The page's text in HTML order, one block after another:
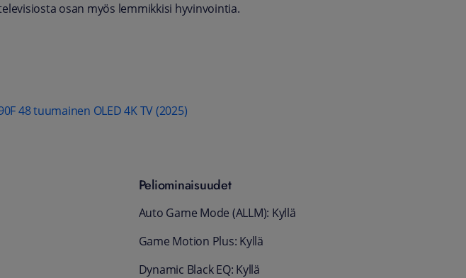
osan myös lemmikkisi hyvinvointia.
48 tuumainen OLED 4K TV (2025)
Peliominaisuudet
Auto Game Mode (ALLM): Kyllä
Game Motion Plus: Kyllä
Dynamic Black EQ: Kyllä